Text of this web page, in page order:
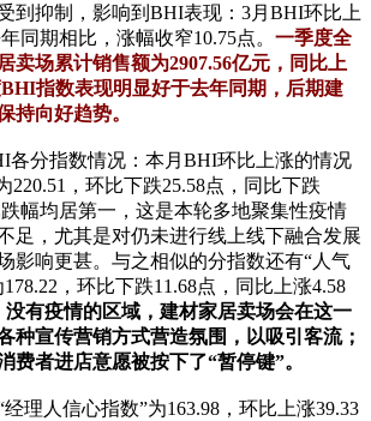
到抑制，影响到BHI表现：3月BHI环比上
同期相比，涨幅收窄10.75点。 一季度全
卖场累计销售额为2907.56亿元，同比上
指数表现明显好于去年同期，后期建
持向好趋势。
各分指数情况：本月BHI环比上涨的情况
220.51，环比下跌25.58点，同比下跌
幅均居第一，这是本轮多地聚集性疫情
足，尤其是对仍未进行线上线下融合发展
影响更甚。与之相似的分指数还有“人气
，环比下跌11.68点，同比上涨4.58
没有疫情的区域，建材家居卖场会在这一
种宣传营销方式营造氛围，以吸引客流；
费者进店意愿被按下了“暂停键”。
理人信心指数”为163.98，环比上涨39.33